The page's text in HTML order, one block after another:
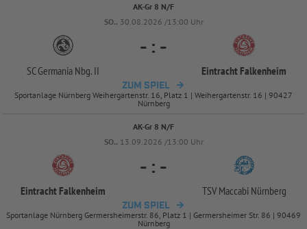
AK-Gr 8 N/F
SO.. 30.08.2026 /13:00 Uhr
SC Germania Nbg. II
- : -
Eintracht Falkenheim
ZUM SPIEL
Sportanlage Nürnberg Weihergartenstr. 16, Platz 1 | Weihergartenstr. 16 | 90427
Nürnberg
AK-Gr 8 N/F
SO.. 13.09.2026 /13:00 Uhr
Eintracht Falkenheim
- : -
TSV Maccabi Nürnberg
ZUM SPIEL
Sportanlage Nürnberg Germersheimerstr. 86, Platz 1 | Germersheimer Str. 86 | 90469
Nürnberg